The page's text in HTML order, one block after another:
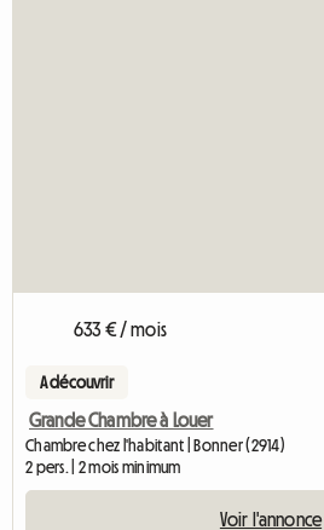
633 € / mois
A découvrir
Grande Chambre à Louer
Chambre chez l'habitant | Bonner (2914)
2 pers. | 2 mois minimum
Voir l'annonce